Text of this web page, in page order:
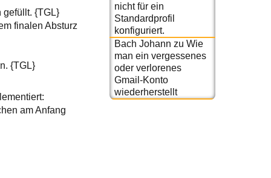
{TGL}
finalen Absturz
{TGL}
am Anfang
nicht für ein
Standardprofil
konfiguriert.
Bach Johann zu Wie
man ein vergessenes
oder verlorenes
Gmail-Konto
wiederherstellt